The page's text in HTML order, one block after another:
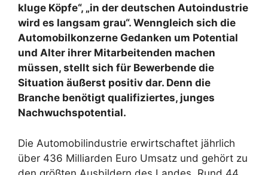
kluge Köpfe“, „in der deutschen Autoindustrie
wird es langsam grau“. Wenngleich sich die
Automobilkonzerne Gedanken um Potential
und Alter ihrer Mitarbeitenden machen
müssen, stellt sich für Bewerbende die
Situation äußerst positiv dar. Denn die
Branche benötigt qualifiziertes, junges
Nachwuchspotential.
Die Automobilindustrie erwirtschaftet jährlich
über 436 Milliarden Euro Umsatz und gehört zu